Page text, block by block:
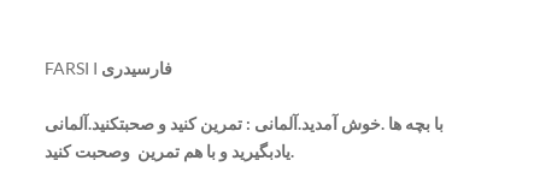
FARSI I فارسیدری
با بچه ها .خوش آمدید.آلمانی : تمرین کنید و صحبتکنید.آلمانی
یادبگیرید و با هم تمرین وصحبت کنید.